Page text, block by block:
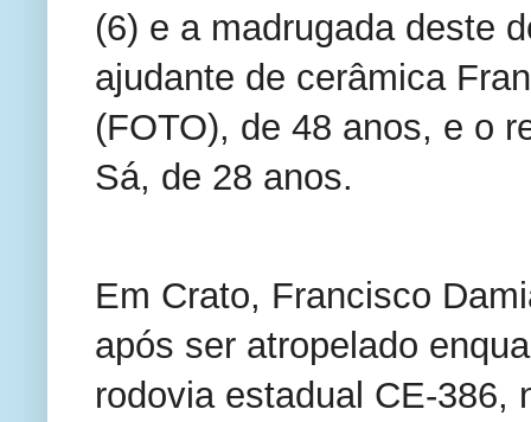
(6) e a madrugada deste
ajudante de cerâmica
(FOTO), de 48 anos, e o
Sá, de 28 anos.
Em Crato, Francisco
após ser atropelado
rodovia estadual CE-386,